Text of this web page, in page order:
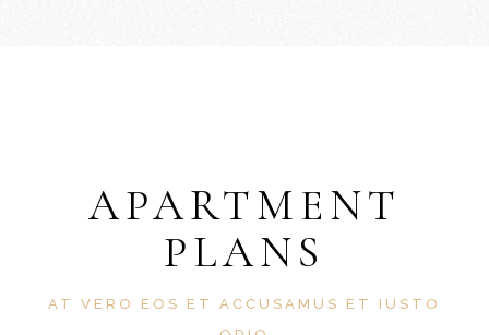
APARTMENT
PLANS
AT VERO EOS ET ACCUSAMUS ET IUSTO